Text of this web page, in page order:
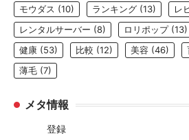
モウダス (10) ランキング (13) レ
レンタルサーバー (8) ロリポップ(13)
健康 (53) 比較 (12) 美容 (46)
薄毛 (7)
メタ情報
登録